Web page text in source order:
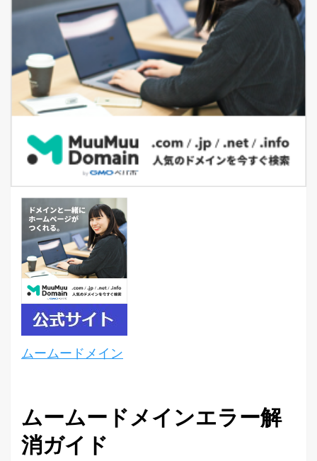
ムームードメイン
ムームードメインエラー解
消ガイド